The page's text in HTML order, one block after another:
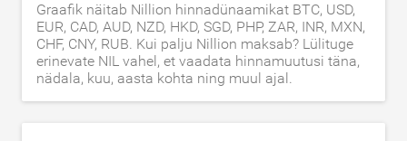
Graafik näitab Nillion hinnadünaamikat BTC, USD,
EUR, CAD, AUD, NZD, HKD, SGD, PHP, ZAR, INR, MXN,
CHF, CNY, RUB. Kui palju Nillion maksab? Lülituge
erinevate NIL vahel, et vaadata hinnamuutusi täna,
nädala, kuu, aasta kohta ning muul ajal.